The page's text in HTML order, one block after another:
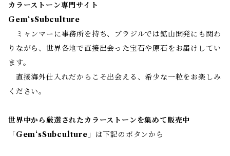
カラーストーン専門サイト
Gem‘sSubculture
ミャンマーに事務所を持ち、ブラジルでは鉱山開発にも関わ
りながら、世界各地で直接出会った宝石や原石をお届けしてい
ます。
直接海外仕入れだからこそ出会える、希少な一粒をお楽しみ
ください。
世界中から厳選されたカラーストーンを集めて販売中
「 Gem‘sSubculture 」は下記のボタンから